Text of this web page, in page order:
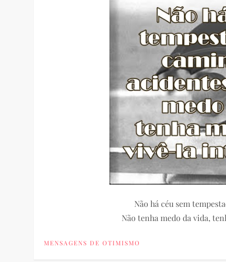
Não há céu sem
Não tenha medo da vida,
MENSAGENS DE OTIMISMO